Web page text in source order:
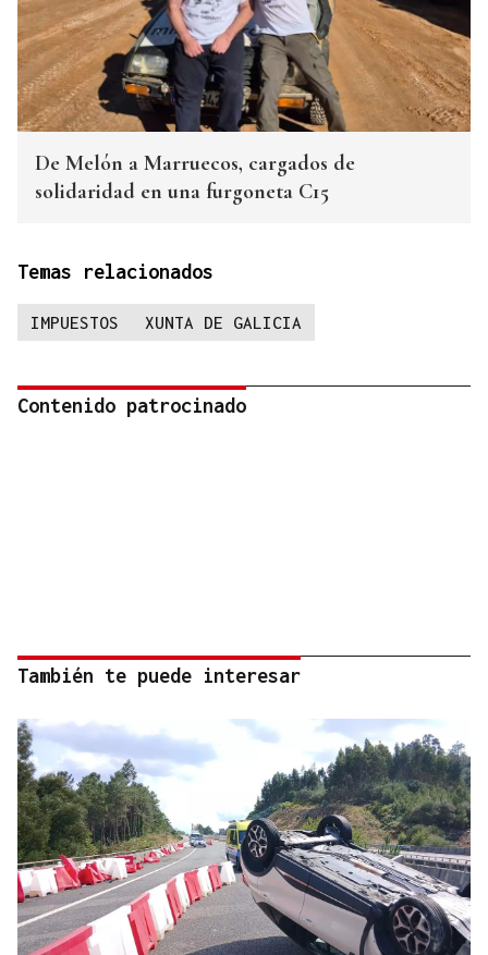
De Melón a Marruecos, cargados de
solidaridad en una furgoneta C15
Temas relacionados
IMPUESTOS XUNTA DE GALICIA
Contenido patrocinado
También te puede interesar